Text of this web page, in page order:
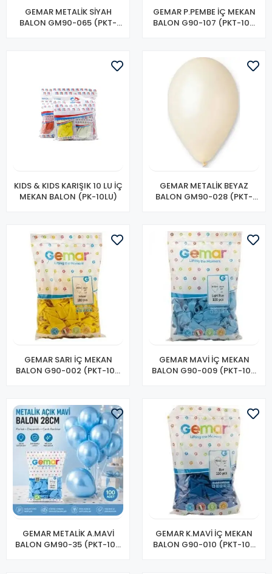
GEMAR METALİK SİYAH
BALON GM90-065 (PKT-
GEMAR P.PEMBE İÇ MEKAN
BALON G90-107 (PKT-100
KIDS & KIDS KARIŞIK 10 LU İÇ
MEKAN BALON (PK-10LU)
GEMAR METALİK BEYAZ
BALON GM90-028 (PKT-
GEMAR SARI İÇ MEKAN
BALON G90-002 (PKT-100
GEMAR MAVİ İÇ MEKAN
BALON G90-009 (PKT-100
GEMAR METALİK A.MAVİ
BALON GM90-35 (PKT-100
GEMAR K.MAVİ İÇ MEKAN
BALON G90-010 (PKT-100